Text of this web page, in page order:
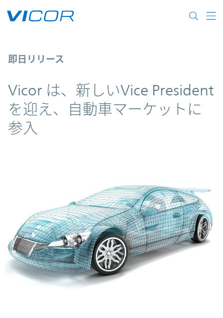
Vicor は、新しいVice Presidentを迎え、
即日リリース
Vicor は、新しいVice President
を迎え、自動車マーケットに
参入